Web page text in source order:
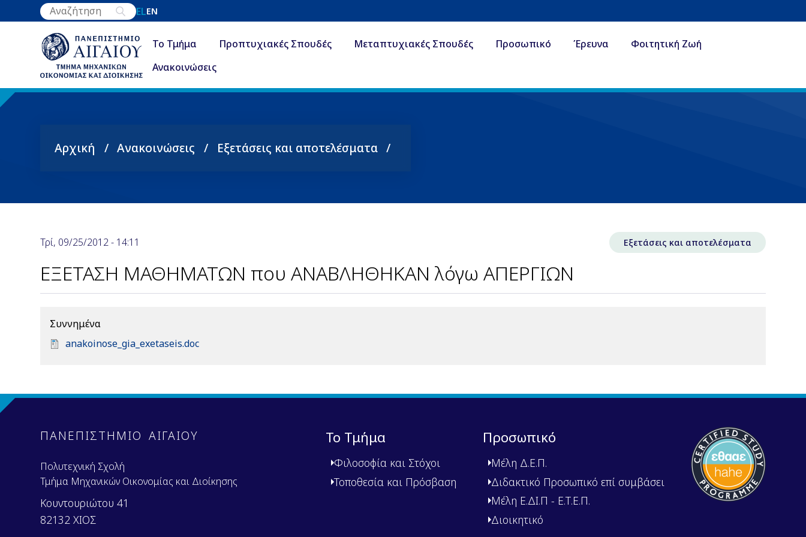
Παράκαμψη
προς
περιεχόμενο
ELEN
Το Τμήμα Προπτυχιακές Σπουδές Μεταπτυχιακές Σπουδές Προσωπικό Έρευνα
Φοιτητική Ζωή
Ανακοινώσεις
Breadcrumb
Αρχική Ανακοινώσεις Εξετάσεις και αποτελέσματα
Τρί, 09/25/2012 - 14:11 Εξετάσεις και αποτελέσματα
ΕΞΕΤΑΣΗ ΜΑΘΗΜΑΤΩΝ που ΑΝΑΒΛΗΘΗΚΑΝ λόγω ΑΠΕΡΓΙΩΝ
Συννημένα
D
n
anakoinose_gia_exetaseis.doc
ΠΑΝΕΠΙΣΤΗΜΙΟ ΑΙΓΑΙΟΥ
Πολυτεχνική Σχολή
Τμήμα Μηχανικών Οικονομίας και Διοίκησης
Κουντουριώτου 41
82132 ΧΙΟΣ
Το Τμήμα
Φιλοσοφία και Στόχοι
Τοποθεσία και Πρόσβαση
Προσωπικό
Μέλη Δ.Ε.Π.
Διδακτικό Προσωπικό επί συμβάσει
Μέλη Ε.ΔΙ.Π - Ε.Τ.Ε.Π.
Διοικητικό